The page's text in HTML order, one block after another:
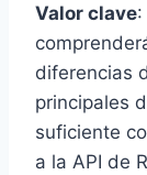
Valor clave
diferencias
principales
suficiente
a la API de